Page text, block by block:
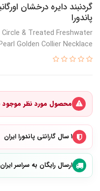
گردنبند دایره درخشان
پاندورا
& Treated Freshwater
Golden Collier Necklace
محصول مورد نظر موجود
۱ سال گارانتی پاندورا ایران
ارسال رایگان به سراسر ایران